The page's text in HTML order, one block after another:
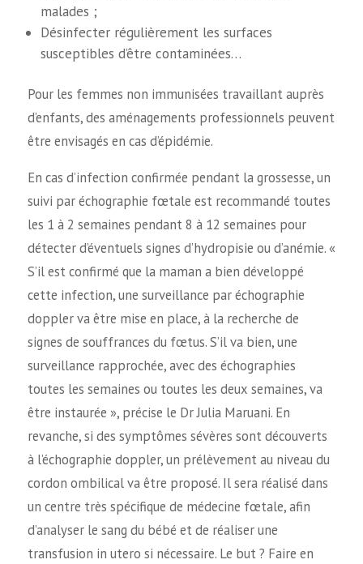
malades ;
Désinfecter régulièrement les surfaces
susceptibles d’être contaminées…
Pour les femmes non immunisées travaillant auprès
d’enfants, des aménagements professionnels peuvent
être envisagés en cas d’épidémie.
En cas d’infection confirmée pendant la grossesse, un
suivi par échographie fœtale est recommandé toutes
les 1 à 2 semaines pendant 8 à 12 semaines pour
détecter d’éventuels signes d’hydropisie ou d’anémie. «
S’il est confirmé que la maman a bien développé
cette infection, une surveillance par échographie
doppler va être mise en place, à la recherche de
signes de souffrances du fœtus. S’il va bien, une
surveillance rapprochée, avec des échographies
toutes les semaines ou toutes les deux semaines, va
être instaurée », précise le Dr Julia Maruani. En
revanche, si des symptômes sévères sont découverts
à l’échographie doppler, un prélèvement au niveau du
cordon ombilical va être proposé. Il sera réalisé dans
un centre très spécifique de médecine fœtale, afin
d’analyser le sang du bébé et de réaliser une
transfusion in utero si nécessaire. Le but ? Faire en